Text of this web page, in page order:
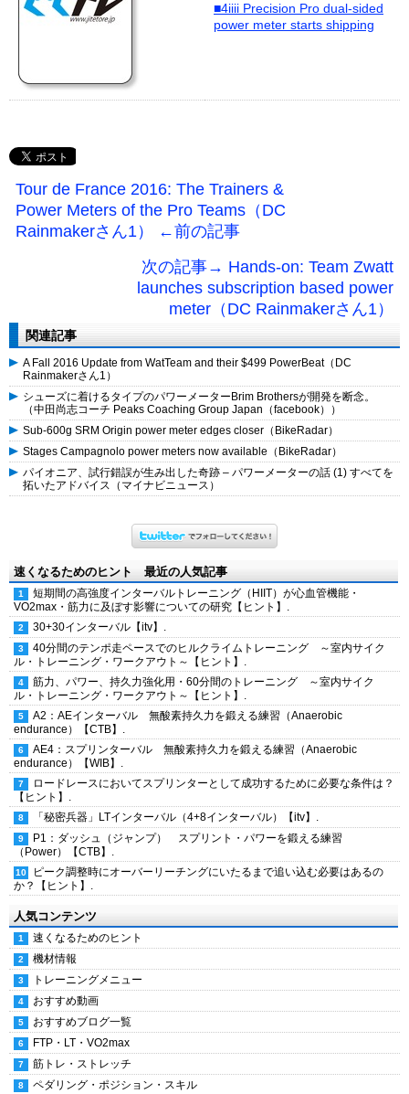
■4iiii Precision Pro dual-sided
power meter starts shipping
Tour de France 2016: The Trainers &
Power Meters of the Pro Teams（DC
Rainmakerさん1） ←前の記事
次の記事→ Hands-on: Team Zwatt
launches subscription based power
meter（DC Rainmakerさん1）
関連記事
A Fall 2016 Update from WatTeam and their $499 PowerBeat（DC
Rainmakerさん1）
シューズに着けるタイプのパワーメーターBrim Brothersが開発を断念。
（中田尚志コーチ Peaks Coaching Group Japan（facebook））
Sub-600g SRM Origin power meter edges closer（BikeRadar）
Stages Campagnolo power meters now available（BikeRadar）
パイオニア、試行錯誤が生み出した奇跡 – パワーメーターの話 (1) すべてを
拓いたアドバイス（マイナビニュース）
速くなるためのヒント 最近の人気記事
短期間の高強度インターバルトレーニング（HIIT）が心血管機能・
VO2max・筋力に及ぼす影響についての研究【ヒント】.
30+30インターバル【itv】.
40分間のテンポ走ペースでのヒルクライムトレーニング ～室内サイク
ル・トレーニング・ワークアウト～【ヒント】.
筋力、パワー、持久力強化用・60分間のトレーニング ～室内サイク
ル・トレーニング・ワークアウト～【ヒント】.
A2：AEインターバル 無酸素持久力を鍛える練習（Anaerobic
endurance）【CTB】.
AE4：スプリンターバル 無酸素持久力を鍛える練習（Anaerobic
endurance）【WIB】.
ロードレースにおいてスプリンターとして成功するために必要な条件は？
【ヒント】.
「秘密兵器」LTインターバル（4+8インターバル）【itv】.
P1：ダッシュ（ジャンプ） スプリント・パワーを鍛える練習
（Power）【CTB】.
ピーク調整時にオーバーリーチングにいたるまで追い込む必要はあるの
か？【ヒント】.
人気コンテンツ
速くなるためのヒント
機材情報
トレーニングメニュー
おすすめ動画
おすすめブログ一覧
FTP・LT・VO2max
筋トレ・ストレッチ
ペダリング・ポジション・スキル